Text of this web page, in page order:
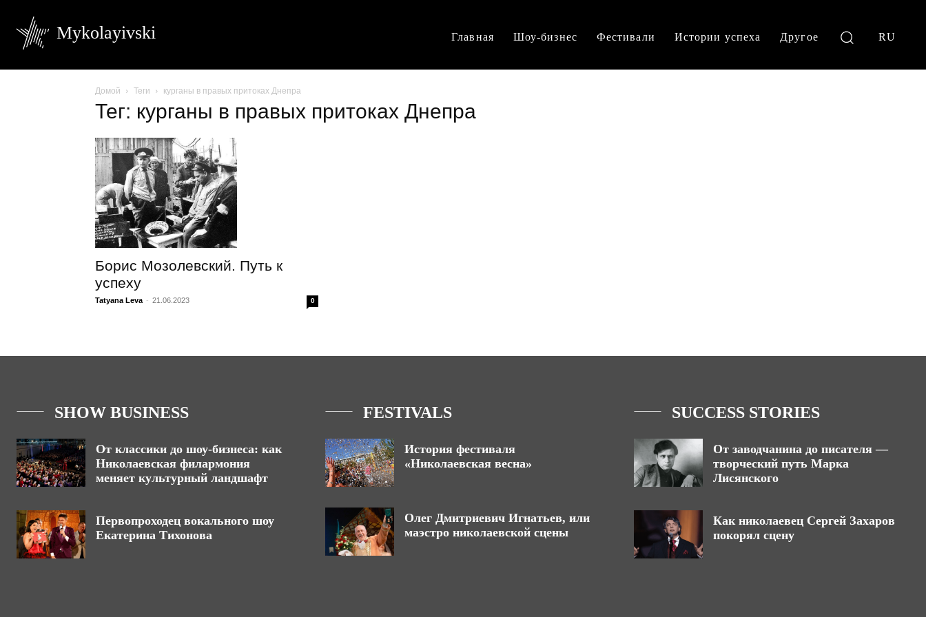
Mykolayivski Главная Шоу-бизнес Фестивали Истории успеха Другое RU
Домой Теги курганы в правых притоках Днепра
Тег: курганы в правых притоках Днепра
Борис Мозолевский. Путь к
успеху
Tatyana Leva - 21.06.2023 0
SHOW BUSINESS
От классики до шоу-бизнеса: как
Николаевская филармония
меняет культурный ландшафт
Первопроходец вокального шоу
Екатерина Тихонова
FESTIVALS
История фестиваля
«Николаевская весна»
Олег Дмитриевич Игнатьев, или
маэстро николаевской сцены
SUCCESS STORIES
От заводчанина до писателя —
творческий путь Марка
Лисянского
Как николаевец Сергей Захаров
покорял сцену